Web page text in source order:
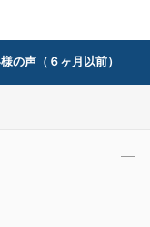
の声（６ヶ月以前）